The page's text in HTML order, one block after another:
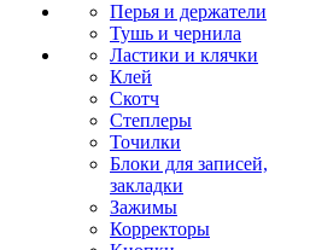
Перья и держатели
Тушь и чернила
Ластики и клячки
Клей
Скотч
Степлеры
Точилки
Блоки для записей,
закладки
Зажимы
Корректоры